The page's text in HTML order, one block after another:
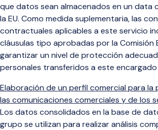
que datos sean almacenados en un data
la EU. Como medida suplementaria,las
contractuales aplicables a este servicio
cláusulas tipo aprobadas por la Comisión
garantizar un nivel de protección
personales transferidos a este
Elaboración de un perfil comercial para la
las comunicaciones comerciales y de los
Los datos consolidados en la base de
grupo se utilizan para realizar análisis